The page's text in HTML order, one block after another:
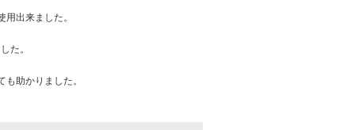
出来ました。
た。
助かりました。